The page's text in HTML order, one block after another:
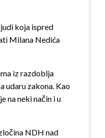
koja ispred
Milana Nedića
iz razdoblja
udaru zakona. Kao
na neki način i u
NDH nad